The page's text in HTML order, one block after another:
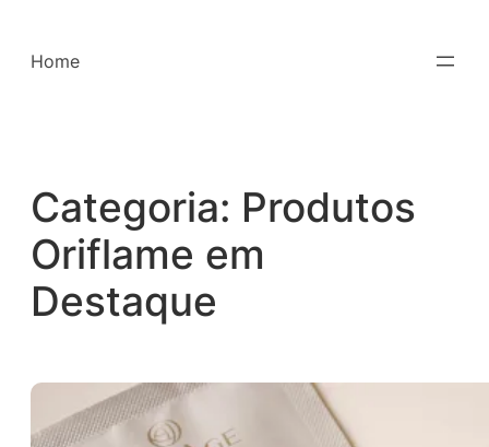
para
Home
Categoria: Produtos
Oriflame em
Destaque